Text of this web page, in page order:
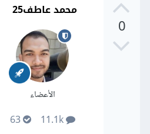
0
محمد عاطف25
الأعضاء
11.1k
63